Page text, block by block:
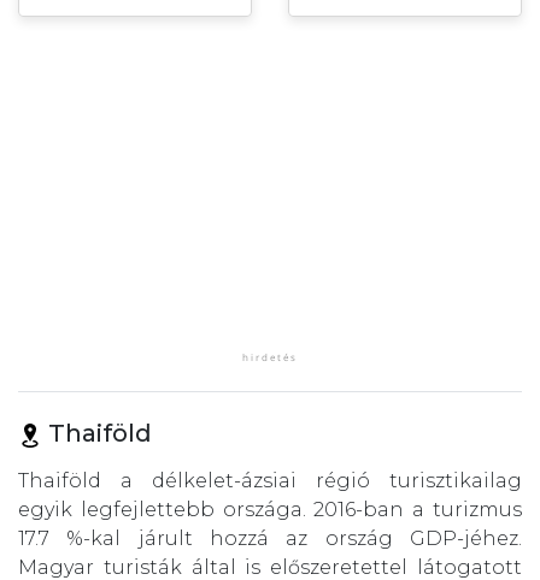
Thaiföld
Thaiföld a délkelet-ázsiai régió turisztikailag
egyik legfejlettebb országa. 2016-ban a turizmus
17.7 %-kal járult hozzá az ország GDP-jéhez.
Magyar turisták által is előszeretettel látogatott